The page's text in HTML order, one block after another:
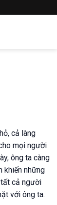
cả làng
mọi người
ông ta càng
khiến những
cả người
với ông ta.